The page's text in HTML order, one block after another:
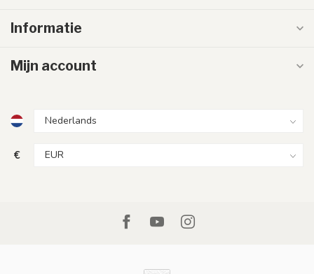
Informatie
Mijn account
€